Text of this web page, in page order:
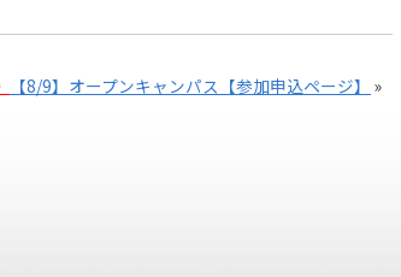
【8/9】オープンキャンパス【参加申込ページ】 »